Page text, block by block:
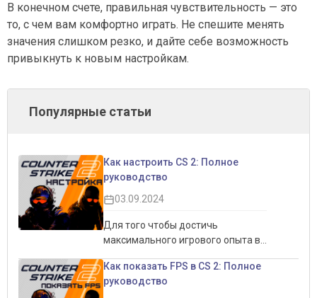
В конечном счете, правильная чувствительность — это
то, с чем вам комфортно играть. Не спешите менять
значения слишком резко, и дайте себе возможность
привыкнуть к новым настройкам.
Популярные статьи
Как настроить CS 2: Полное
руководство
03.09.2024
Для того чтобы достичь
максимального игрового опыта в
игру. Это не только позволит
увеличить производительность,
Как показать FPS в CS 2: Полное
руководство